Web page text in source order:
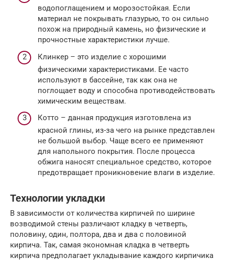
водопоглащением и морозостойкая. Если
материал не покрывать глазурью, то он сильно
похож на природный камень, но физические и
прочностные характеристики лучше.
Клинкер – это изделие с хорошими
физическими характеристиками. Ее часто
используют в бассейне, так как она не
поглощает воду и способна противодействовать
химическим веществам.
Котто – данная продукция изготовлена из
красной глины, из-за чего на рынке представлен
не большой выбор. Чаще всего ее применяют
для напольного покрытия. После процесса
обжига наносят специальное средство, которое
предотвращает проникновение влаги в изделие.
Технологии укладки
В зависимости от количества кирпичей по ширине
возводимой стены различают кладку в четверть,
половину, один, полтора, два и два с половиной
кирпича. Так, самая экономная кладка в четверть
кирпича предполагает укладывание каждого кирпичика